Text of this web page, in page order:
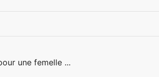
une femelle ...